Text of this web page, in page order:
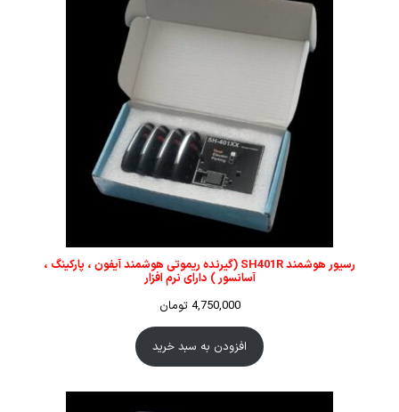
رسیور هوشمند SH401R (گیرنده ریموتی هوشمند آیفون ، پارکینگ ،
آسانسور ) دارای نرم افزار
4,750,000 تومان
افزودن به سبد خرید